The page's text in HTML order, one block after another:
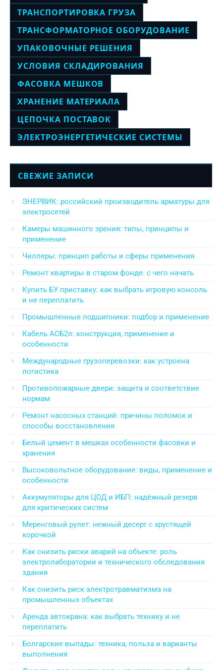
ТРАНСПОРТИРОВКА ГРУЗА
ТРАНСФОРМАТОРНОЕ ОБОРУДОВАНИЕ
УПАКОВОЧНЫЕ РЕШЕНИЯ
УСЛОВИЯ СКЛАДИРОВАНИЯ
ФАСОВКА МЕШКОВ
ХРАНЕНИЕ МАТЕРИАЛА
ЦЕПОЧКА ПОСТАВОК
ЭЛЕКТРОЭНЕРГЕТИЧЕСКИЕ СИСТЕМЫ
СВЕЖИЕ ЗАПИСИ
ЭНЕРВИК: российский производитель арматуры для
электросетей
Камеры машинного зрения: типы, принципы и
применение
Чиллеры: принцип работы и сферы применения
Ремонт квартиры в старом фонде: с чего начать
Купить БУ приставку: как выбрать игровую консоль
и не переплатить
Промышленные подшипники: подбор и применение
Кабель АСБ2л: конструкция, применение и
особенности
Международные грузоперевозки: как устроена
логистика
Противопожарные двери: защита и соответствие
нормам
Ремонт насосных станций: причины поломок и
способы восстановления
Белый цемент в мешках особенности фасовки и
хранения
Высоковольтное оборудование: виды, применение и
особенности
Аккумуляторы для ЦОД и ИБП: надёжный резерв
для критических систем
Меренговый рулет: нежный десерт с хрустящей
корочкой
Как снизить риски аварий на объекте: роль
электролаборатории и технического обследования
здания
Как снизить риск электротравматизма на
промышленных объектах
Аренда автокрана: как выбрать технику и не
переплатить
Болгарские выпады: техника, польза и варианты
выполнения